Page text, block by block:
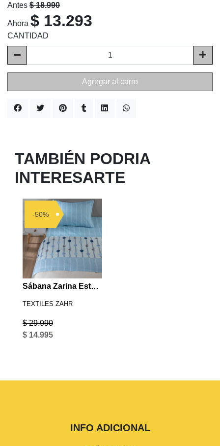
Antes $ 18.990
Ahora $ 13.293
CANTIDAD
Agregar al carro
TAMBIÉN PODRIA
INTERESARTE
-50%
Sábana Zarina Estampada 1.5 P círculos celeste
TEXTILES ZAHR
$ 29.990
$ 14.995
INFO ADICIONAL